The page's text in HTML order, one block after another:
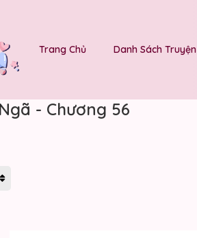
Trang Chủ Danh Sách Truyện
- Chương 56